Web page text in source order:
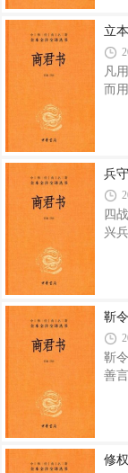
之
知
骄
强
立本
凡
而
行
能
转
立
兵守
四
兴
与
必
战
非
靳令
靳
善
则
修权